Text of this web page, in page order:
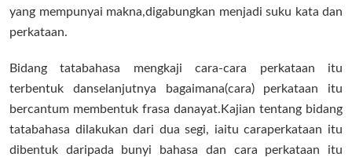
yang mempunyai makna,digabungkan menjadi suku kata dan
perkataan.
Bidang tatabahasa mengkaji cara-cara perkataan itu
terbentuk danselanjutnya bagaimana(cara) perkataan itu
bercantum membentuk frasa danayat. Kajian tentang bidang
tatabahasa dilakukan dari dua segi, iaitu caraperkataan itu
dibentuk daripada bunyi bahasa dan cara perkataan itu